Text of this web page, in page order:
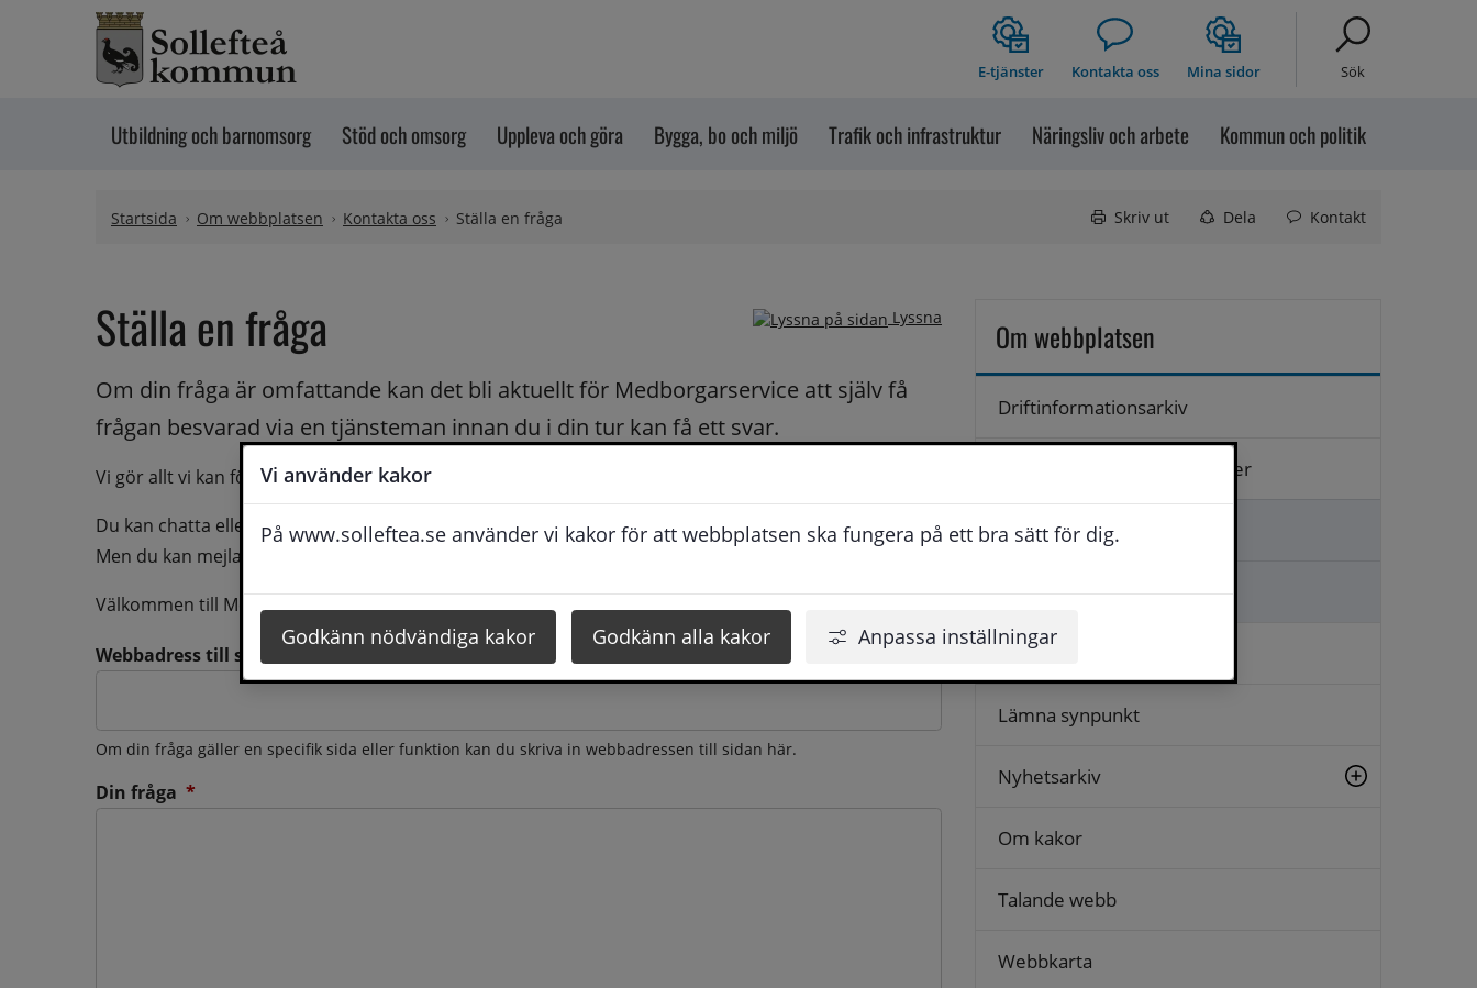
Vi använder kakor
På www.solleftea.se använder vi kakor för att webbplatsen ska fungera på ett bra sätt för dig.
Godkänn nödvändiga kakor Godkänn alla kakor Anpassa inställningar
Hoppa till innehåll
E-tjänster Kontakta oss Mina sidor Sök
Utbildning och barnomsorg Stöd och omsorg Uppleva och göra Bygga, bo och miljö Trafik och infrastruktur Näringsliv och arbete Kommun och politik
Startsida Om webbplatsen Kontakta oss Ställa en fråga Skriv ut Dela Kontakt
Lyssna
Ställa en fråga
Om din fråga är omfattande kan det bli aktuellt för Medborgarservice att själv få
frågan besvarad via en tjänsteman innan du i din tur kan få ett svar.
Vi gör allt vi kan för att du ska få hjälp och svar på dina frågor fortast möjligt.
Du kan chatta eller ringa oss med din fråga så besvarar vi dig så snabbt som möjligt under arbetstid.
Men du kan mejla oss din fråga dygnt runt och du få svaret inom 2 - 4 arbetsdagar.
Välkommen till Medborgarservice!
Webbadress till sidan som frågan berör
Om din fråga gäller en specifik sida eller funktion kan du skriva in webbadressen till sidan här.
Din fråga *
Om webbplatsen
Driftinformationsarkiv
Hantering av personuppgifter
Kontakta oss
Ställa en fråga
Logga in
Lämna synpunkt
Nyhetsarkiv
Om kakor
Talande webb
Webbkarta